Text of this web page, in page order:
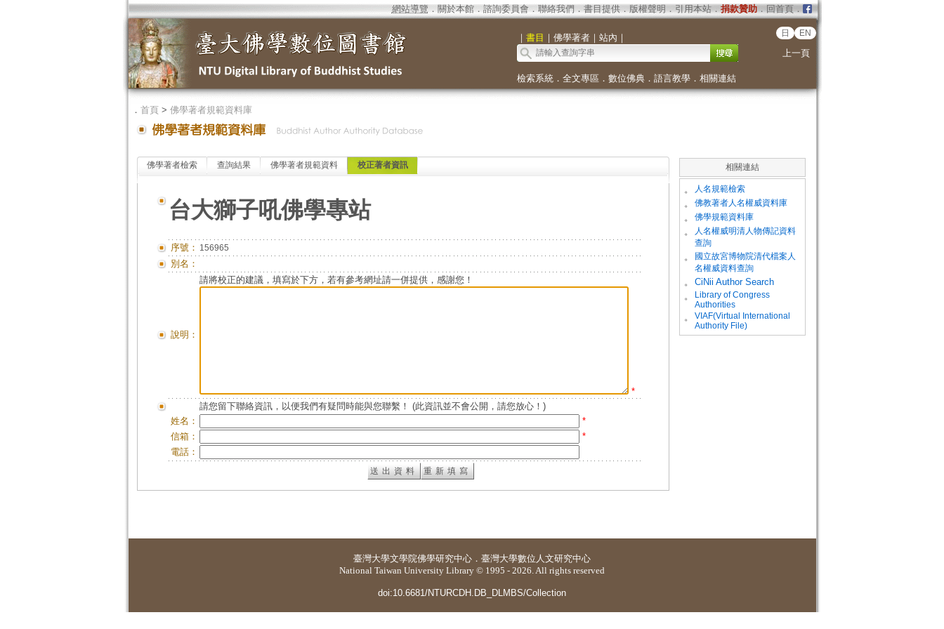
網站導覽 ． 關於本館． 諮詢委員會． 聯絡我們 ． 書目提供． 版權聲明 ． 引用本站． 捐款贊助．回首頁．
｜ 書目 ｜ 佛學著者｜ 站內 ｜ 日 EN
上一頁
檢索系統． 全文專區 ． 數位佛典． 語言教學． 相關連結
． 首頁> 佛學著者規範資料庫
佛學著者檢索 查詢結果 佛學著者規範資料 校正著者資訊
台大獅子吼佛學專站
序號： 156965
別名：
說明：
請將校正的建議，填寫於下方，若有參考網址請一併提供，感謝您！
*
請您留下聯絡資訊，以便我們有疑問時能與您聯繫！ (此資訊並不會公開，請您放心！)
姓名：
*
信箱：
*
電話：
相關連結
。 人名規範檢索
。 佛教著者人名權威資料庫
。 佛學規範資料庫
。
人名權威明清人物傳記資料
查詢
。
國立故宮博物院清代檔案人
名權威資料查詢
。
CiNii Author Search
。
Library of Congress
Authorities
。
VIAF(Virtual International
Authority File)
臺灣大學文學院佛學研究中心 ． 臺灣大學數位人文研究中心
National Taiwan University Library © 1995 - 2026. All rights reserved
doi:10.6681/NTURCDH.DB_DLMBS/Collection